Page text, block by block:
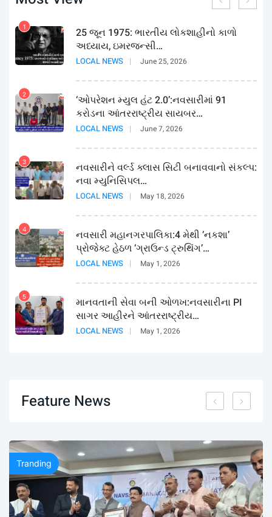
1
25 જૂન 1975: ભારતીય લોકશાહીનો કાળો
અધ્યાય, ઇમરજન્સી…
LOCAL NEWS June 25, 2026
2
‘ઓપરેશન મ્યુલ હંટ 2.0’:નવસારીમાં 91
કરોડના આંતરરાષ્ટ્રીય સાયબર…
LOCAL NEWS June 7, 2026
3
નવસારીને વર્લ્ડ ક્લાસ સિટી બનાવવાનો સંકલ્પ:
નવા મ્યુનિસિપલ…
LOCAL NEWS May 18, 2026
4
નવસારી મહાનગરપાલિકા:4 મેથી ‘નકશા’
પ્રોજેક્ટ હેઠળ ‘ગ્રાઉન્ડ ટ્રુથિંગ’…
LOCAL NEWS May 1, 2026
5
માનવતાની સેવા બની ઓળખ:નવસારીના PI
સાગર આહીરને આંતરરાષ્ટ્રીય…
LOCAL NEWS May 1, 2026
Feature News
Tranding